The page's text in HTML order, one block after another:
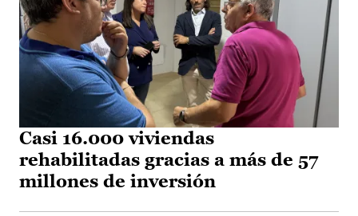
Casi 16.000 viviendas
rehabilitadas gracias a más de 57
millones de inversión